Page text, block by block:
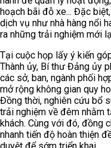
hoạch bãi đỗ xe... Đặc
dịch vụ như nhà hàng nổi
ra những trải nghiệm mới
Tại cuộc họp lấy ý kiến
Thành ủy, Bí thư Đảng ủy
các sở, ban, ngành phối
mở rộng không gian quy
Đồng thời, nghiên cứu bổ
trải nghiệm về đêm nhằm
khách. Cùng với đó, đồng
nhanh tiến độ hoàn thiện